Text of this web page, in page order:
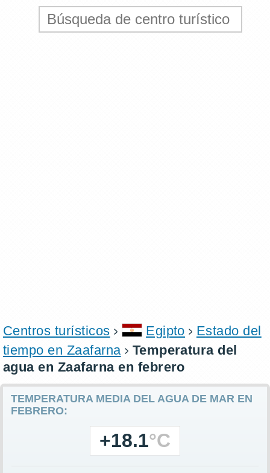
Centros turísticos Egipto
Estado del
tiempo en Zaafarna
Temperatura del
agua en Zaafarna en febrero
TEMPERATURA MEDIA DEL AGUA DE MAR EN
FEBRERO:
+18.1°C